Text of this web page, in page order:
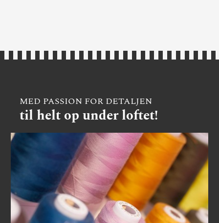
MED PASSION FOR DETALJEN
til helt op under loftet!